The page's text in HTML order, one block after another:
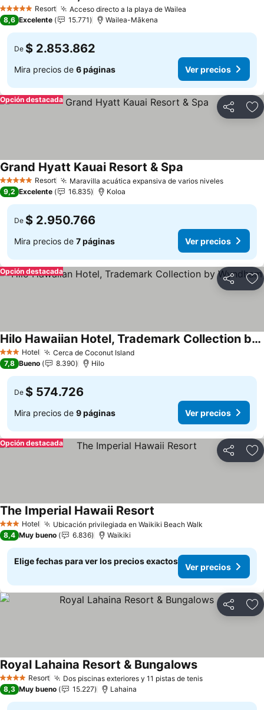
5 Estrellas Resort Acceso directo a la playa de Wailea
8,6 Excelente 15.771 Wailea-Mākena
De $ 2.853.862
Mira precios de 6 páginas Ver precios
Compartir
Opción destacada
5 Estrellas Resort Maravilla acuática expansiva de varios nivelesVer
Grand Hyatt Kauai Resort & Spa
9,2 Excelente 16.835 Koloa
De $ 2.950.766
Mira precios de 7 páginas Ver precios
Compartir
Opción destacada
3 Estrellas
Hotel Cerca de Coconut IslandVer precios
Hilo Hawaiian Hotel, Trademark Collection by Wyndham
Ver precios
7,8 Bueno 8.390 Hilo
De $ 574.726
Mira precios de 9 páginas Ver precios
Compartir
Opción destacada
3 Estrellas
Hotel Ubicación privilegiada en Waikiki Beach Walk
The Imperial Hawaii Resort
8,4 Muy bueno 6.836 Waikiki
Elige fechas para ver los precios exactos
Ver precios
Compartir
4 EstrellasResort Dos piscinas exteriores y 11 pistas de tenisVer precios
Royal Lahaina Resort & BungalowsVer precios
8,3 Muy bueno 15.227 Lahaina